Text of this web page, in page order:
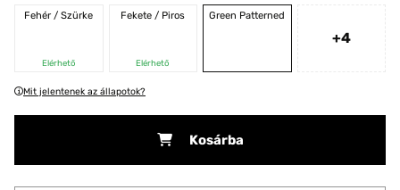
Fehér / Szürke
Elérhető
Fekete / Piros
Elérhető
Green Patterned
+4
Mit jelentenek az állapotok?
Kosárba